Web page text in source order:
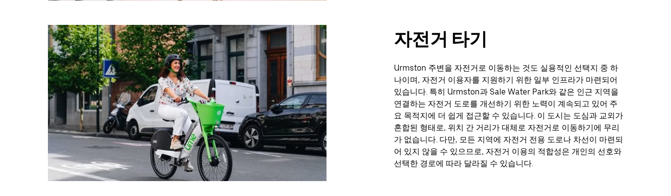
닫
으
려
면
Esc
키
를
누
세
요.
자전거 타기
Urmston 주변을 자전거로 이동하는 것도 실용적인 선택지 중 하
나이며, 자전거 이용자를 지원하기 위한 일부 인프라가 마련되어
있습니다. 특히 Urmston과 Sale Water Park와 같은 인근 지역을
연결하는 자전거 도로를 개선하기 위한 노력이 계속되고 있어 주
요 목적지에 더 쉽게 접근할 수 있습니다. 이 도시는 도심과 교외가
혼합된 형태로, 위치 간 거리가 대체로 자전거로 이동하기에 무리
가 없습니다. 다만, 모든 지역에 자전거 전용 도로나 차선이 마련되
어 있지 않을 수 있으므로, 자전거 이용의 적합성은 개인의 선호와
선택한 경로에 따라 달라질 수 있습니다.